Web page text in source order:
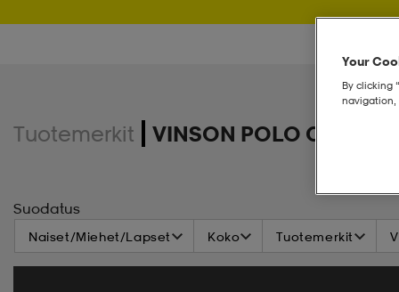
Tuotemerkit VINSON POLO CLUB
Suodatus
Naiset/Miehet/Lapset Koko Tuotemerkit
Your
By clicking
navigation,